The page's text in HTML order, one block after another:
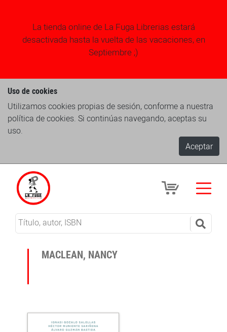
La tienda online de La Fuga Librerias estará
desactivada hasta la vuelta de las vacaciones, en
Septiembre ;)
Uso de cookies
Utilizamos cookies propias de sesión, conforme a nuestra
política de cookies. Si continúas navegando, aceptas su
uso.
Aceptar
MACLEAN, NANCY